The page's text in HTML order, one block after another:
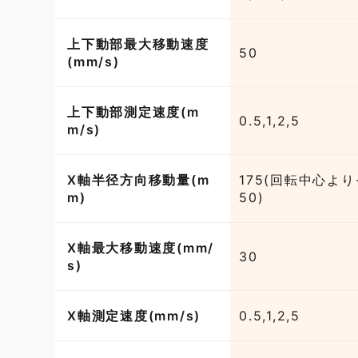
上下動部最大移動速度
(mm/s)
50
上下動部測定速度(m
m/s)
0.5,1,2,5
X軸半径方向移動量(m
m)
175(回転中心よ
50)
X軸最大移動速度(mm/
s)
30
X軸測定速度(mm/s) 0.5,1,2,5